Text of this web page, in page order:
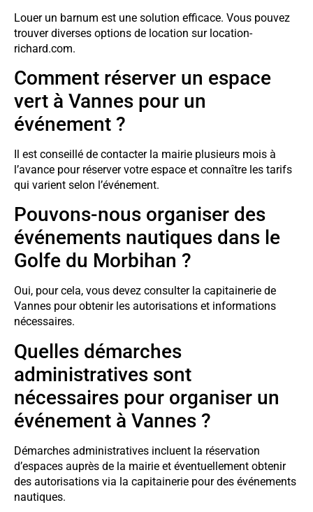
Louer un barnum est une solution efficace. Vous pouvez
trouver diverses options de location sur location-
richard.com.
Comment réserver un espace
vert à Vannes pour un
événement ?
Il est conseillé de contacter la mairie plusieurs mois à
l’avance pour réserver votre espace et connaître les tarifs
qui varient selon l’événement.
Pouvons-nous organiser des
événements nautiques dans le
Golfe du Morbihan ?
Oui, pour cela, vous devez consulter la capitainerie de
Vannes pour obtenir les autorisations et informations
nécessaires.
Quelles démarches
administratives sont
nécessaires pour organiser un
événement à Vannes ?
Démarches administratives incluent la réservation
d’espaces auprès de la mairie et éventuellement obtenir
des autorisations via la capitainerie pour des événements
nautiques.